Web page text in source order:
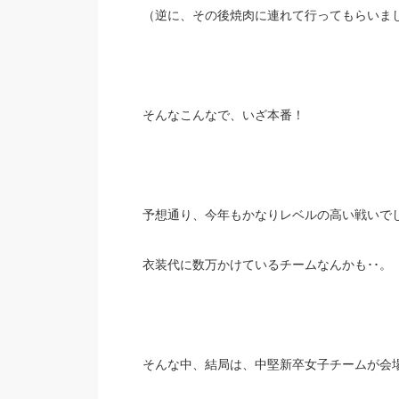
（逆に、その後焼肉に連れて行ってもらいま
そんなこんなで、いざ本番！
予想通り、今年もかなりレベルの高い戦いで
衣装代に数万かけているチームなんかも･･。
そんな中、結局は、中堅新卒女子チームが会